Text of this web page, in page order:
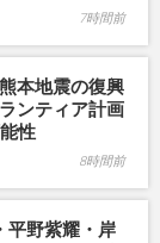
7時間前
本地震の復興
ンティア計画
性
8時間前
平野紫耀・岸